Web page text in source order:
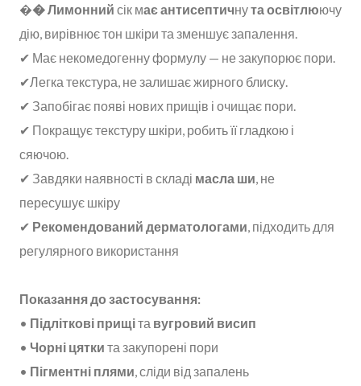
�� Лимонний сік має антисептичнута освітлюючу
дію, вирівнює тон шкіри та зменшує запалення.
✔ Має некомедогенну формулу — не закупорює пори.
✔Легка текстура, не залишає жирного блиску.
✔ Запобігає появі нових прищів і очищає пори.
✔ Покращує текстуру шкіри, робить її гладкою і
сяючою.
✔ Завдяки наявності в складі масла ши , не
пересушує шкіру
✔ Рекомендований дерматологами , підходить для
регулярного використання
Показання до застосування:
• Підліткові прищіта вугровий висип
• Чорні цятки та закупорені пори
• Пігментні плями , сліди від запалень